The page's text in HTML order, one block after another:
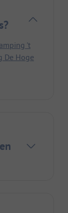
't
De Hoge